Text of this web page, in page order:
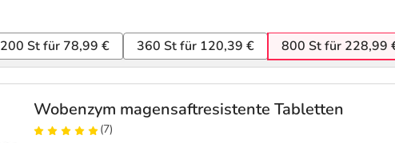
200 St für 78,99 € 360 St für 120,39 € 800 St für 228,99
Wobenzym magensaftresistente Tabletten
(7)